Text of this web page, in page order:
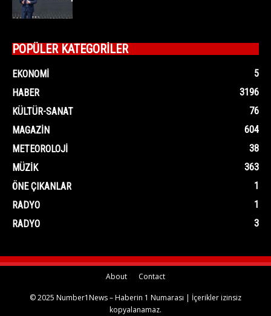
POPÜLER KATEGORİLER
EKONOMI
5
HABER
3196
KÜLTÜR-SANAT
76
MAGAZIN
604
METEOROLOJI
38
MÜZIK
363
ÖNE ÇIKANLAR
1
RADYO
1
RADYO
3
About Contact
© 2025 Number1News – Haberin 1 Numarası | İçerikler izinsiz
kopyalanamaz.